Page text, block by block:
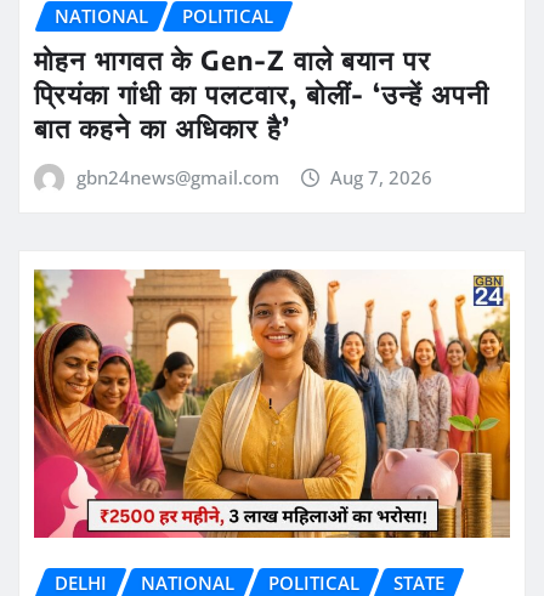
NATIONAL POLITICAL
मोहन भागवत के Gen-Z वाले बयान पर
प्रियंका गांधी का पलटवार, बोलीं- ‘उन्हें अपनी
बात कहने का अधिकार है’
gbn24news@gmail.com Aug 7, 2026
DELHI NATIONAL POLITICAL STATE